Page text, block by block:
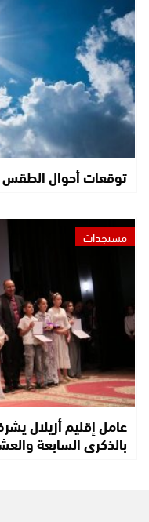
توقعات أحوال
مستجدات
عامل إقليم أزيلال
بالذكرى السابعة